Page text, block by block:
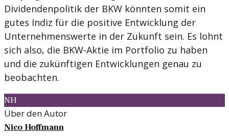
Dividendenpolitik der BKW könnten somit ein
gutes Indiz für die positive Entwicklung der
Unternehmenswerte in der Zukunft sein. Es lohnt
sich also, die BKW-Aktie im Portfolio zu haben
und die zukünftigen Entwicklungen genau zu
beobachten.
NH
Über den Autor
Nico Hoffmann